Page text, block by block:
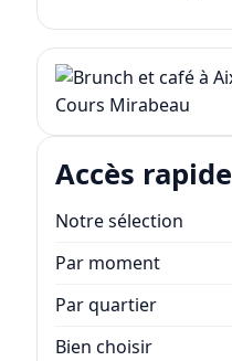
Accès rapide
Notre sélection
Par moment
Par quartier
Bien choisir